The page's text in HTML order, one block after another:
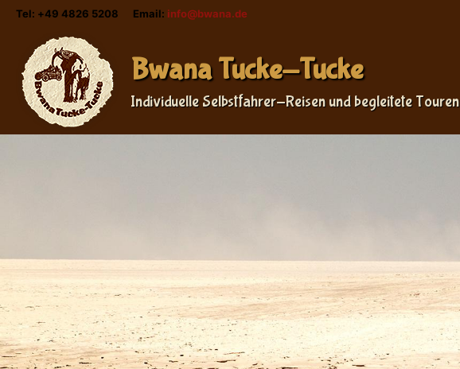
Tel: +49 4826 5208 Email: info@bwana.de
Bwana Tucke-Tucke
Individuelle Selbstfahrer-Reisen und begleitete Touren